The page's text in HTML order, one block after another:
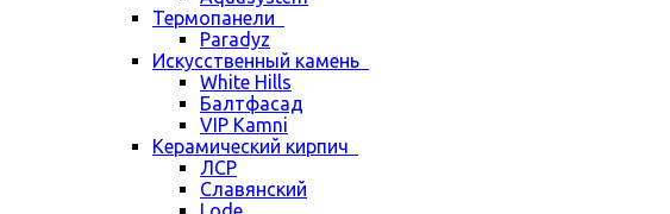
Термопанели
Paradyz
Искусственный камень
White Hills
Балтфасад
VIP Kamni
Керамический кирпич
ЛСР
Славянский